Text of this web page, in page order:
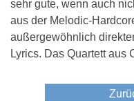
sehr gute, wenn auch
aus der Melodic-
außergewöhnlich
Lyrics. Das Quartett aus